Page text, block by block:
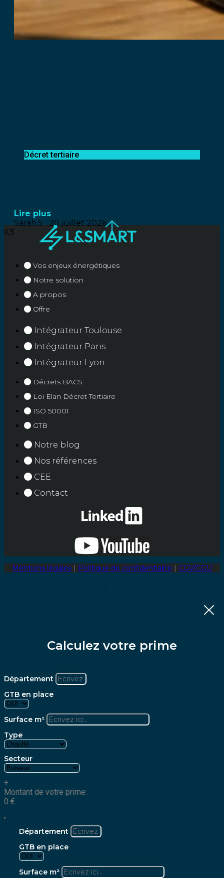
Décret tertiaire
Lire plus
Sarah.S 20 juillet 2026
Vos enjeux énergétiques
Notre solution
A propos
Offre
Intégrateur Toulouse
Intégrateur Paris
Intégrateur Lyon
Décrets BACS
Loi Elan Décret Tertiaire
ISO 50001
GTB
Notre blog
Nos références
CEE
Contact
Mentions légales | Politique de confidentialité | CGV/CGU
Calculez votre prime
Département
GTB en place
Surface m²
Type
Secteur
+
Montant de votre prime:
0 €
Département
GTB en place
Surface m²